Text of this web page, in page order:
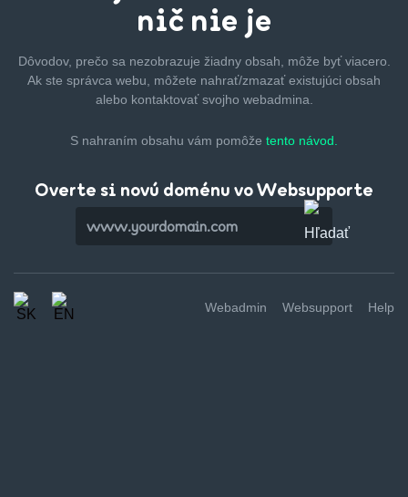
nič nie je
Dôvodov, prečo sa nezobrazuje žiadny obsah, môže byťviacero.
Ak ste správca webu, môžete nahrať/zmazaťexistujúci obsah
alebo kontaktovať svojho webadmina.
S nahraním obsahu vám pomôže tento návod.
Overte si novú doménu vo Websupporte
Webadmin Websupport Help